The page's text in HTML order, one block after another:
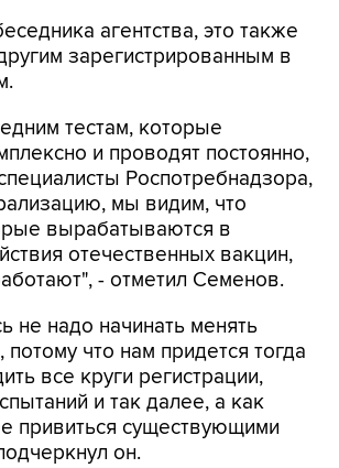
агентства, это также
зарегистрированным в
тестам, которые
и проводят постоянно,
Роспотребнадзора,
мы видим, что
вырабатываются в
отечественных вакцин,
- отметил Семенов.
не надо начинать менять
потому что нам придется тогда
все круги регистрации,
и так далее, а как
привиться существующими
он.